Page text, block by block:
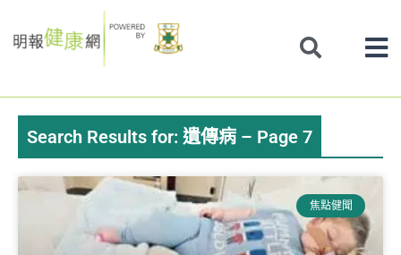
to
Search Results for: 遺傳病 – Page 7
焦點健聞
Page PagePagePage